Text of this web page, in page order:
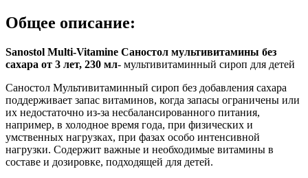
Общее описание:
Sanostol Multi-Vitamine Саностол мультивитамины без
сахара от 3 лет, 230 мл- мультивитаминный сироп для детей
Саностол Мультивитаминный сироп без добавления сахара
поддерживает запас витаминов, когда запасы ограничены или
их недостаточно из-за несбалансированного питания,
например, в холодное время года, при физических и
умственных нагрузках, при фазах особо интенсивной
нагрузки. Содержит важные и необходимые витамины в
составе и дозировке, подходящей для детей.